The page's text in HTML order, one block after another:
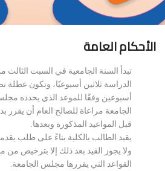
الأحكام العامة
تبدأ السنة الجامعية في السبت الثالث
الدراسة ثلاثين أسبوعيًا، وتكون عطلة
أسبوعين وفقًا للموعد الذي يحدده
الجامعة مراعاة للصالح العام أن يقرر
قبل المواعيد المذكورة وبعدها.
يقيد الطالب بالكلية بناءً على طلب
ولا يجوز القيد بعد ذلك إلا بترخيص
القواعد التي يقررها مجلس الجامعة.